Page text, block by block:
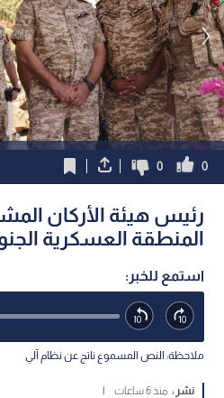
0
0
رئيس هيئة الأركان
المنطقة العسكرية
استمع للخبر:
ملاحظة: النص المسموع ناتج عن نظام آلي
نشر : منذ 6 ساعات
|